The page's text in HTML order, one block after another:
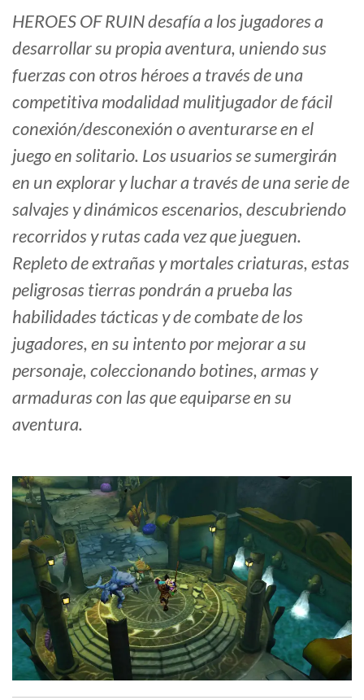
HEROES OF RUIN desafía a los jugadores a
desarrollar su propia aventura, uniendo sus
fuerzas con otros héroes a través de una
competitiva modalidad mulitjugador de fácil
conexión/desconexión o aventurarse en el
juego en solitario. Los usuarios se sumergirán
en un explorar y luchar a través de una serie de
salvajes y dinámicos escenarios, descubriendo
recorridos y rutas cada vez que jueguen.
Repleto de extrañas y mortales criaturas, estas
peligrosas tierras pondrán a prueba las
habilidades tácticas y de combate de los
jugadores, en su intento por mejorar a su
personaje, coleccionando botines, armas y
armaduras con las que equiparse en su
aventura.